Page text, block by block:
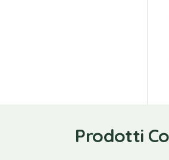
Prodotti